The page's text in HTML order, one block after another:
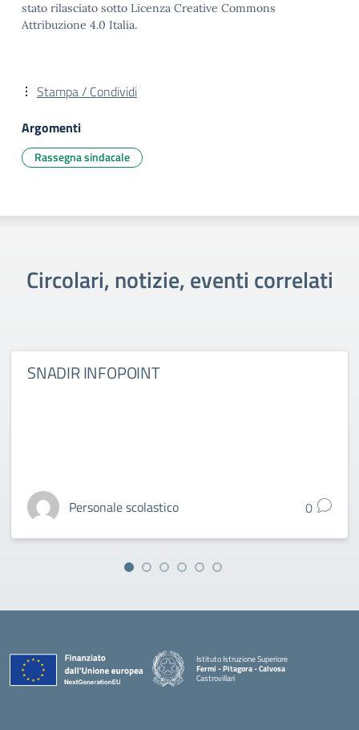
stato rilasciato sotto Licenza Creative Commons
Attribuzione 4.0 Italia.
Stampa / Condividi
Argomenti
Rassegna sindacale
Circolari, notizie, eventi correlati
SNADIR INFOPOINT
Personale scolastico 0
Istituto Istruzione Superiore
Fermi - Pitagora - Calvosa
Castrovillari